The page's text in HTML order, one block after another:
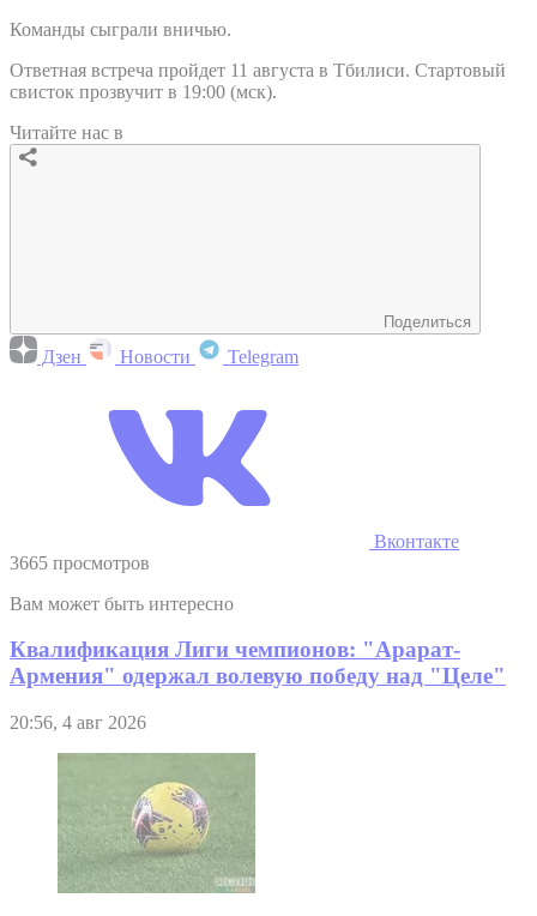
Команды сыграли вничью.
Ответная встреча пройдет 11 августа в Тбилиси. Стартовый
свисток прозвучит в 19:00 (мск).
Читайте нас в
Поделиться
Дзен Новости Telegram
Вконтакте
3665 просмотров
Вам может быть интересно
Квалификация Лиги чемпионов: "Арарат-
Армения" одержал волевую победу над "Целе"
20:56, 4 авг 2026